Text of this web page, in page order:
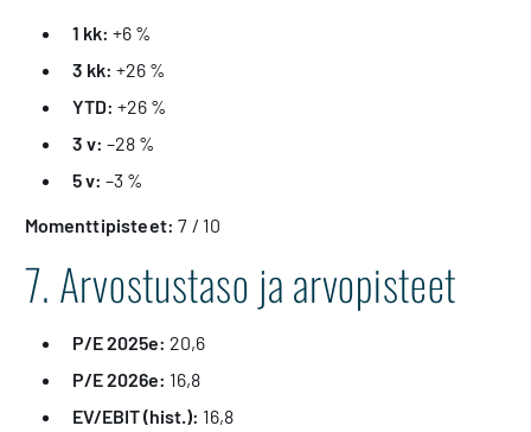
1 kk: +6 %
3 kk: +26 %
YTD: +26 %
3 v: –28 %
5 v: –3 %
Momenttipisteet: 7 / 10
7. Arvostustaso ja arvopisteet
P/E 2025e: 20,6
P/E 2026e: 16,8
EV/EBIT (hist.): 16,8